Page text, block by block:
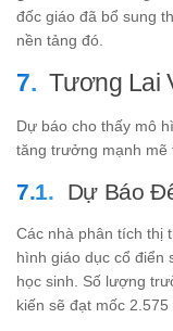
đốc giáo đã bổ sung
nền tảng đó.
Tương Lai
Dự báo cho thấy mô
tăng trưởng mạnh mẽ
Dự Báo
Các nhà phân tích thị
hình giáo dục cổ điển
học sinh. Số lượng
kiến sẽ đạt mốc